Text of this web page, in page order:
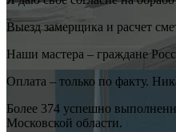
Выезд замерщика и расчет
Наши мастера – граждане
Оплата – только по факту.
Более 374 успешно
Московской области.